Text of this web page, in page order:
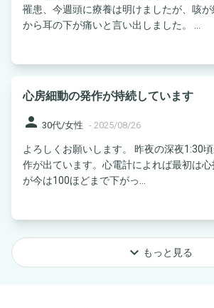
罹患、今週頭に療養は明けましたが、咳が
から耳の下が痛いと言い出しました。 ...
心房細動の発作が持続しています
person 30代/女性 - 2025/08/26
よろしくお願いします。 昨夜の深夜1:30
作が出ています。心電計によれば最初は
が今は100ほどまで下がっ...
keyboard_arrow_down もっと見る